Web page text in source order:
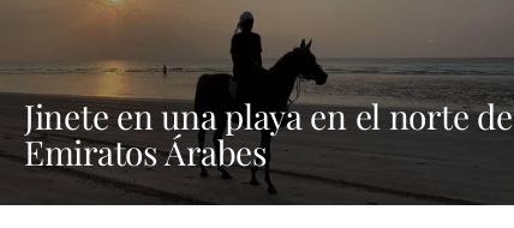
Jinete en una playa en el norte de
Emiratos Árabes